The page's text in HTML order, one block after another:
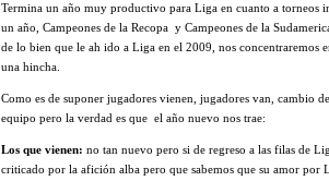
Termina un año muy productivo para Liga en cuanto a torneos
un año, Campeones de la Recopa y Campeones de la
de lo bien que le ah ido a Liga en el 2009, nos concentraremos
una hincha.
Como es de suponer jugadores vienen, jugadores van, cambio
equipo pero la verdad es que el año nuevo nos trae:
Los que vienen: no tan nuevo pero si de regreso a las filas de
criticado por la afición alba pero que sabemos que su amor por